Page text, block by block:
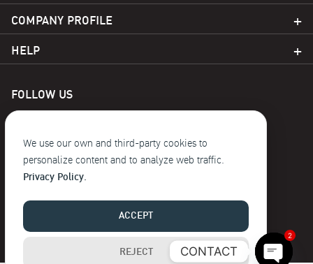
COMPANY PROFILE
HELP
FOLLOW US
© 2023 Baoji. reserve the copyright
CONTACT
2
We use our own and third-party cookies to
personalize content and to analyze web traffic.
Privacy Policy.
ACCEPT
REJECT